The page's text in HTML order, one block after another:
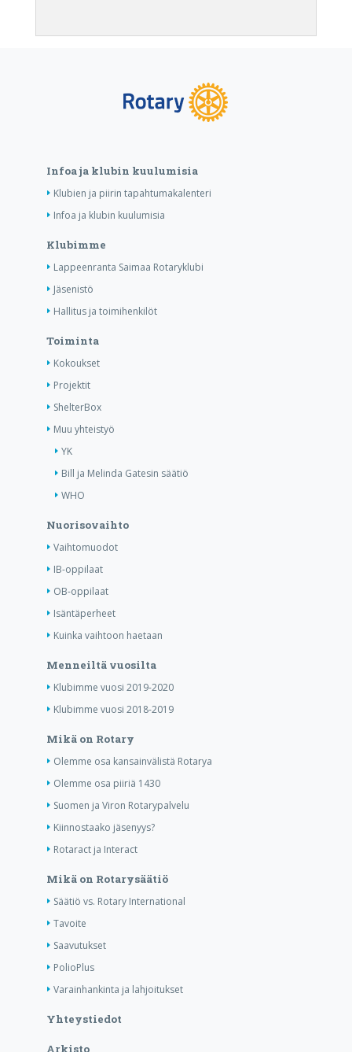
Infoa ja klubin kuulumisia
Klubien ja piirin tapahtumakalenteri
Infoa ja klubin kuulumisia
Klubimme
Lappeenranta Saimaa Rotaryklubi
Jäsenistö
Hallitus ja toimihenkilöt
Toiminta
Kokoukset
Projektit
ShelterBox
Muu yhteistyö
YK
Bill ja Melinda Gatesin säätiö
WHO
Nuorisovaihto
Vaihtomuodot
IB-oppilaat
OB-oppilaat
Isäntäperheet
Kuinka vaihtoon haetaan
Menneiltä vuosilta
Klubimme vuosi 2019-2020
Klubimme vuosi 2018-2019
Mikä on Rotary
Olemme osa kansainvälistä Rotarya
Olemme osa piiriä 1430
Suomen ja Viron Rotarypalvelu
Kiinnostaako jäsenyys?
Rotaract ja Interact
Mikä on Rotarysäätiö
Säätiö vs. Rotary International
Tavoite
Saavutukset
PolioPlus
Varainhankinta ja lahjoitukset
Yhteystiedot